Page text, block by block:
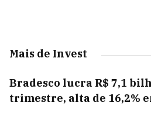
Mais de Invest
Bradesco lucra R$ 7,1
trimestre, alta de 16,2%